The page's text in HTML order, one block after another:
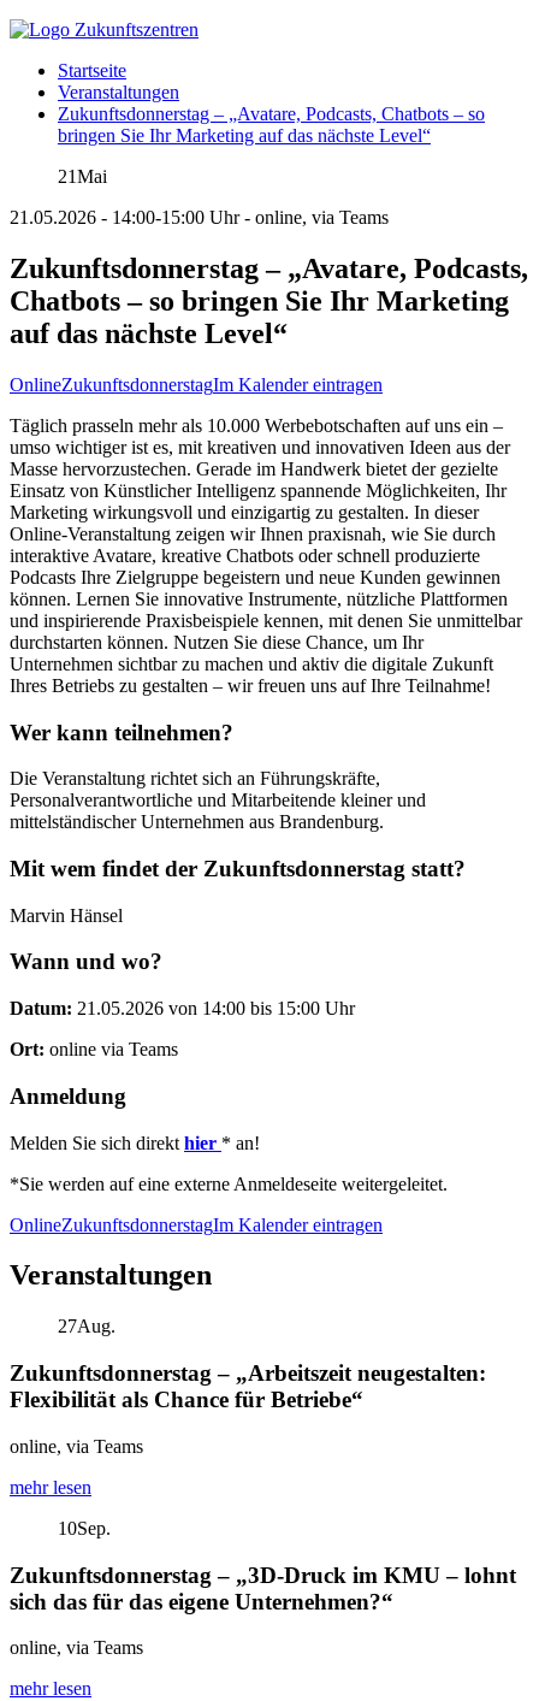
Startseite
Veranstaltungen
Zukunftsdonnerstag – „Avatare, Podcasts, Chatbots – so
bringen Sie Ihr Marketing auf das nächste Level“
21Mai
21.05.2026 - 14:00-15:00 Uhr - online, via Teams
Zukunftsdonnerstag – „Avatare, Podcasts,
Chatbots – so bringen Sie Ihr Marketing
auf das nächste Level“
OnlineZukunftsdonnerstagIm Kalender eintragen
Täglich prasseln mehr als 10.000 Werbebotschaften auf uns ein –
umso wichtiger ist es, mit kreativen und innovativen Ideen aus der
Masse hervorzustechen. Gerade im Handwerk bietet der gezielte
Einsatz von Künstlicher Intelligenz spannende Möglichkeiten, Ihr
Marketing wirkungsvoll und einzigartig zu gestalten. In dieser
Online-Veranstaltung zeigen wir Ihnen praxisnah, wie Sie durch
interaktive Avatare, kreative Chatbots oder schnell produzierte
Podcasts Ihre Zielgruppe begeistern und neue Kunden gewinnen
können. Lernen Sie innovative Instrumente, nützliche Plattformen
und inspirierende Praxisbeispiele kennen, mit denen Sie unmittelbar
durchstarten können. Nutzen Sie diese Chance, um Ihr
Unternehmen sichtbar zu machen und aktiv die digitale Zukunft
Ihres Betriebs zu gestalten – wir freuen uns auf Ihre Teilnahme!
Wer kann teilnehmen?
Die Veranstaltung richtet sich an Führungskräfte,
Personalverantwortliche und Mitarbeitende kleiner und
mittelständischer Unternehmen aus Brandenburg.
Mit wem findet der Zukunftsdonnerstag statt?
Marvin Hänsel
Wann und wo?
Datum: 21.05.2026 von 14:00 bis 15:00 Uhr
Ort: online via Teams
Anmeldung
Melden Sie sich direkt hier * an!
*Sie werden auf eine externe Anmeldeseite weitergeleitet.
OnlineZukunftsdonnerstagIm Kalender eintragen
Veranstaltungen
27Aug.
Zukunftsdonnerstag – „Arbeitszeit neugestalten:
Flexibilität als Chance für Betriebe“
online, via Teams
mehr lesen
10Sep.
Zukunftsdonnerstag – „3D-Druck im KMU – lohnt
sich das für das eigene Unternehmen?“
online, via Teams
mehr lesen